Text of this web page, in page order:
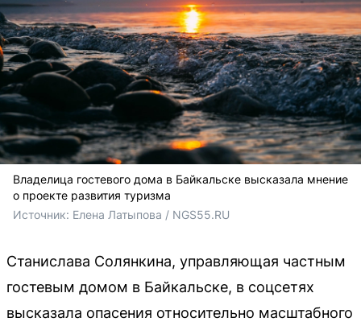
Владелица гостевого дома в Байкальске высказала мнение
о проекте развития туризма
Источник: Елена Латыпова / NGS55.RU
Станислава Солянкина, управляющая частным
гостевым домом в Байкальске, в соцсетях
высказала опасения относительно масштабного